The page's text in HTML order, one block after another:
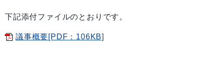
下記添付ファイルのとおりです。
議事概要[PDF：106KB]